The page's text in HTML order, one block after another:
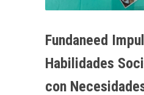
Fundaneed
Habilidades
con